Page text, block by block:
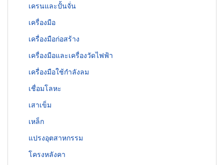
เครนและปั้นจั่น
เครื่องมือ
เครื่องมือก่อสร้าง
เครื่องมือและเครื่องวัดไฟฟ้า
เครื่องมือใช้กำลังลม
เชื่อมโลหะ
เสาเข็ม
เหล็ก
แปรงอุตสาหกรรม
โครงหลังคา